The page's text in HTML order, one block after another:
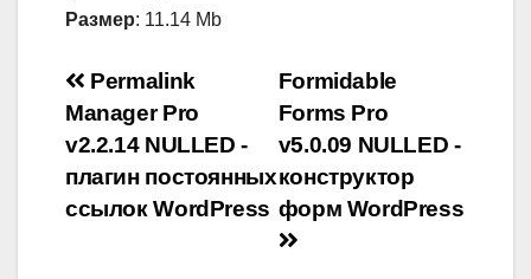
Размер: 11.14 Mb
Навигация
по
записям
Formidable
Forms Pro
v5.0.09 NULLED -
конструктор
форм WordPress
Permalink
Manager Pro
v2.2.14 NULLED -
плагин постоянных
ссылок WordPress